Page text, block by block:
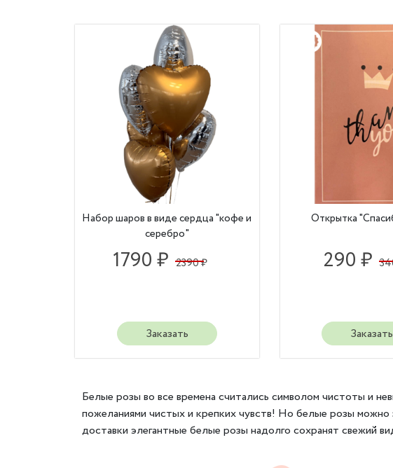
Набор шаров в виде сердца "кофе и
серебро"
1790 ₽ 2390 ₽
Заказать
Открытка
290 ₽
Заказать
Белые розы во все времена считались символом чистоты и
пожеланиями чистых и крепких чувств! Но белые розы
доставки элегантные белые розы надолго сохранят свежий